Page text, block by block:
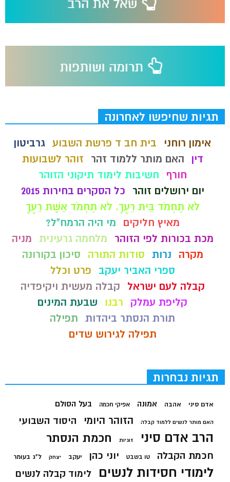
תגיות שחיפשו לאחרונה
אימון רוחני בית חב ד פרשת השבוע גרביטון
דין
האם מותר ללמוד זהר
זוהר לשבועות
חורף
חשיבות לימוד תיקוני הזוהר
יום ירושלים זוהר
כל הסקרים בחירות 2015
לֹא תַחְמֹד בֵּית רֵעֶךָ. לֹא תַחְמֹד אֵשֶׁת רֵעֶךָ
מאיץ חליקים
מי היה הרמח"ל?
מכת בכורות לפי הזוהר
מלחמה גרעינית מניה
מקרה
נרות סודות התורה
סיכון בקורונה
ספרי האביר יעקב
פרט וכלל
קבלה לעם ישראל
קבלה מעשית ויקיפדיה
קליפת עמלק
רבנו
שבעת המינים
תורת הנסתר ביהדות תפילה
תפילה לגירוש שדים
תגיות נבחרות
אדם סיני אהבה אמונה אפיקי חכמה בעל הסולם
האם מותר לנשים ללמוד קבלה הזוהר היומי היסוד השבועי
הרב אדם סיני זוגיות חכמת הנסתר
חכמת הקבלה טו בשבט יוני כהן יעקב יצחק ל"ג בעומר
לימודי חסידות לנשים לימוד קבלה לנשים